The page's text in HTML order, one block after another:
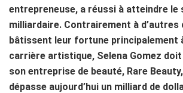
entrepreneuse, a réussi à atteindre le
milliardaire. Contrairement à d’autres
bâtissent leur fortune principalement
carrière artistique, Selena Gomez
son entreprise de beauté, Rare
dépasse aujourd’hui un milliard de